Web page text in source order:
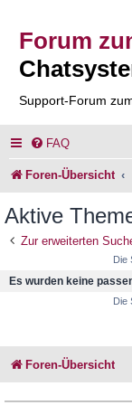
Forum
Support-Forum
FAQ
Foren-Übersicht
Aktive
Zur erweiterten
Die
Es wurden keine
Die
Foren-Übersicht